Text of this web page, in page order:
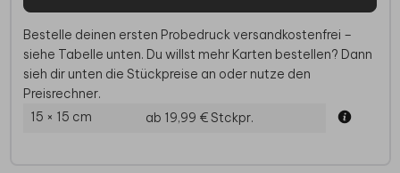
Bestelle deinen ersten Probedruck versandkostenfrei –
siehe Tabelle unten. Du willst mehr Karten bestellen? Dann
sieh dir unten die Stückpreise an oder nutze den
Preisrechner.
15 × 15 cm
ab 19,99 €Stckpr.